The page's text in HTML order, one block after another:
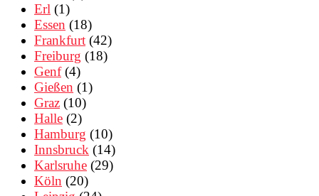
Erl (1)
Essen (18)
Frankfurt (42)
Freiburg (18)
Genf(4)
Gießen (1)
Graz (10)
Halle (2)
Hamburg (10)
Innsbruck (14)
Karlsruhe (29)
Köln (20)